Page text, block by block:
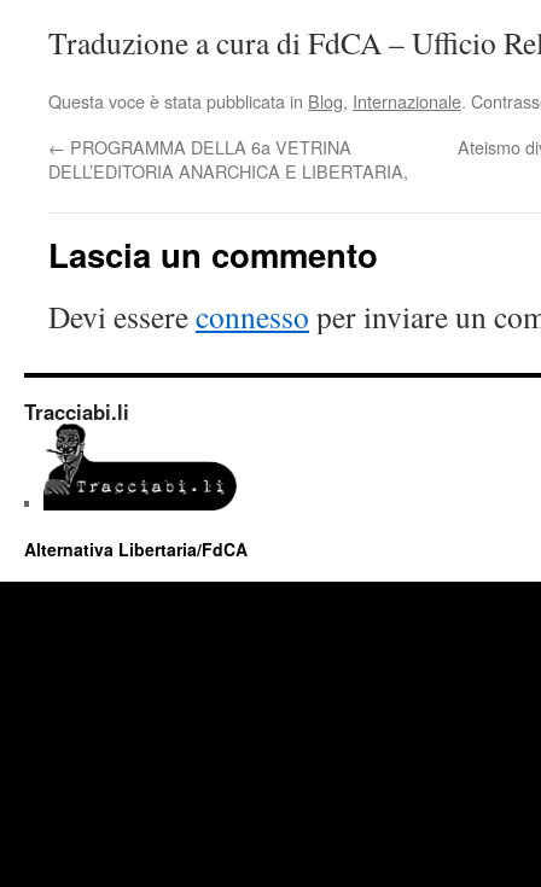
Traduzione a cura di FdCA – Ufficio
Questa voce è stata pubblicata in Blog, Internazionale.
← PROGRAMMA DELLA 6a VETRINA
DELL’EDITORIA ANARCHICA E LIBERTARIA,
Ateismo
Lascia un commento
Devi essereconnesso per inviare un
Tracciabi.li
Alternativa Libertaria/FdCA